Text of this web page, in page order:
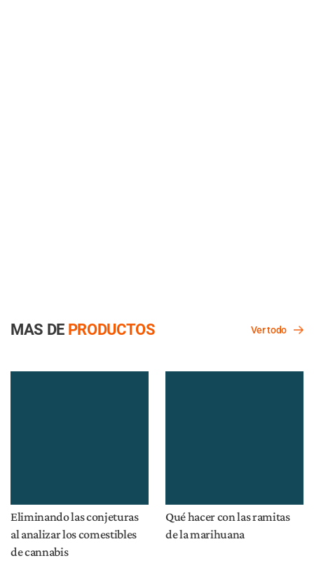
MAS DE PRODUCTOS Ver todo
Eliminando las conjeturas
al analizar los comestibles
de cannabis
Qué hacer con las ramitas
de la marihuana